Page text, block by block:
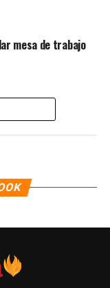
mesa de trabajo